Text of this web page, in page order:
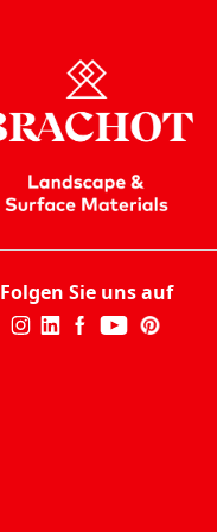
Folgen Sie uns auf